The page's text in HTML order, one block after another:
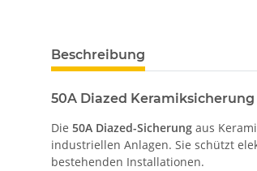
Beschreibung
50A Diazed
Die 50A Diazed-Sicherung aus
industriellen Anlagen. Sie schützt
bestehenden Installationen.